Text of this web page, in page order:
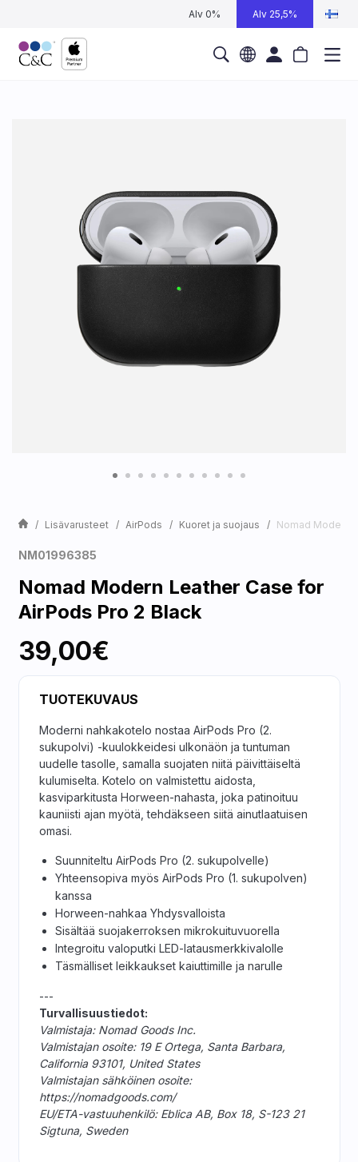
Alv 0% Alv 25,5%
Lisävarusteet AirPods Kuoret ja suojaus Nomad Modern
NM01996385
Nomad Modern Leather Case for
AirPods Pro 2 Black
39,00€
TUOTEKUVAUS
Moderni nahkakotelo nostaa AirPods Pro (2.
sukupolvi) -kuulokkeidesi ulkonäön ja tuntuman
uudelle tasolle, samalla suojaten niitä päivittäiseltä
kulumiselta. Kotelo on valmistettu aidosta,
kasviparkitusta Horween-nahasta, joka patinoituu
kauniisti ajan myötä, tehdäkseen siitä ainutlaatuisen
omasi.
Suunniteltu AirPods Pro (2. sukupolvelle)
Yhteensopiva myös AirPods Pro (1. sukupolven)
kanssa
Horween-nahkaa Yhdysvalloista
Sisältää suojakerroksen mikrokuituvuorella
Integroitu valoputki LED-latausmerkkivalolle
Täsmälliset leikkaukset kaiuttimille ja narulle
---
Turvallisuustiedot:
Valmistaja: Nomad Goods Inc.
Valmistajan osoite: 19 E Ortega, Santa Barbara,
California 93101, United States
Valmistajan sähköinen osoite:
https://nomadgoods.com/
EU/ETA-vastuuhenkilö: Eblica AB, Box 18, S-123 21
Sigtuna, Sweden